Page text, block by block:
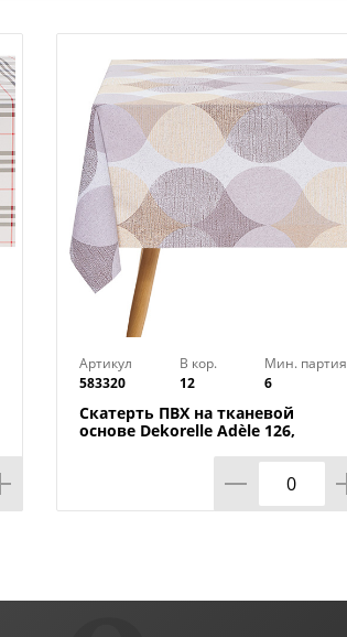
Артикул
583320
В кор.
12
Мин. партия
6
Скатерть ПВХ на тканевой
основе Dekorelle Adèle 126,